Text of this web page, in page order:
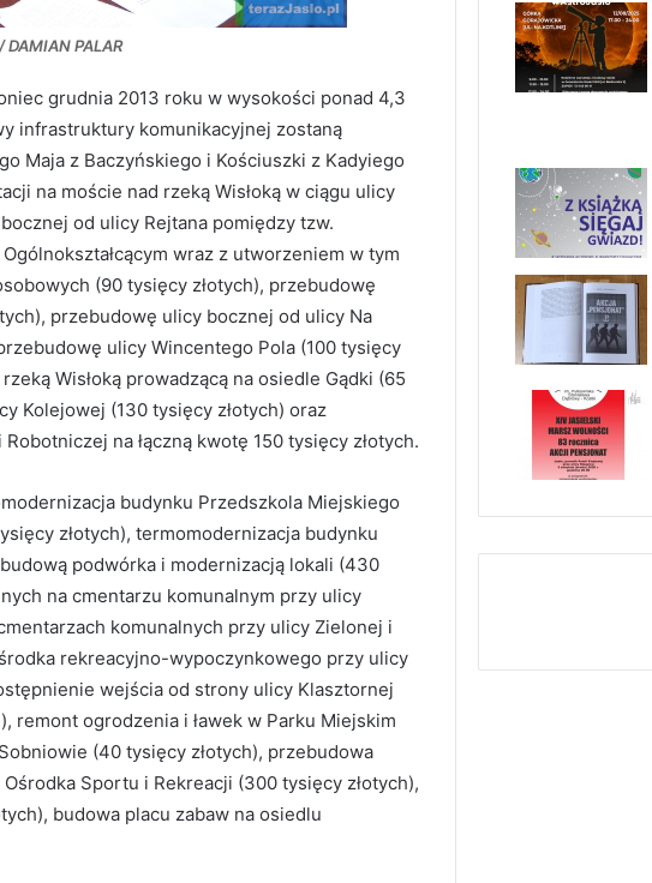
PALAR
grudnia 2013 roku w wysokości ponad 4,3
infrastruktury komunikacyjnej zostaną
Maja z Baczyńskiego i Kościuszki z Kadyiego
na moście nad rzeką Wisłoką w ciągu ulicy
od ulicy Rejtana pomiędzy tzw.
wraz z utworzeniem w tym
(90 tysięcy złotych), przebudowę
przebudowę ulicy bocznej od ulicy Na
ulicy Wincentego Pola (100 tysięcy
Wisłoką prowadzącą na osiedle Gądki (65
Kolejowej (130 tysięcy złotych) oraz
na łączną kwotę 150 tysięcy złotych.
budynku Przedszkola Miejskiego
złotych), termomodernizacja budynku
podwórka i modernizacją lokali (430
na cmentarzu komunalnym przy ulicy
komunalnych przy ulicy Zielonej i
rekreacyjno-wypoczynkowego przy ulicy
wejścia od strony ulicy Klasztornej
remont ogrodzenia i ławek w Parku Miejskim
(40 tysięcy złotych), przebudowa
Sportu i Rekreacji (300 tysięcy złotych),
budowa placu zabaw na osiedlu